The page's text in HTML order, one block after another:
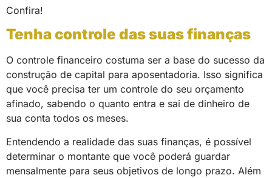
Confira!
Tenha controle das suas finanças
O controle financeiro costuma ser a base do sucesso da
construção de capital para aposentadoria. Isso significa
que você precisa ter um controle do seu orçamento
afinado, sabendo o quanto entra e sai de dinheiro de
sua conta todos os meses.
Entendendo a realidade das suas finanças, é possível
determinar o montante que você poderá guardar
mensalmente para seus objetivos de longo prazo. Além